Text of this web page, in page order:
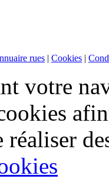
rues | Cookies |
votre